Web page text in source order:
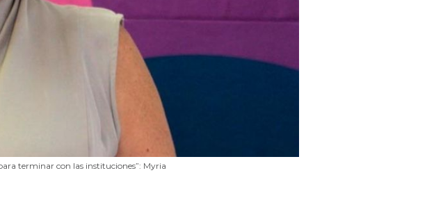
terminar con las instituciones”: Myria